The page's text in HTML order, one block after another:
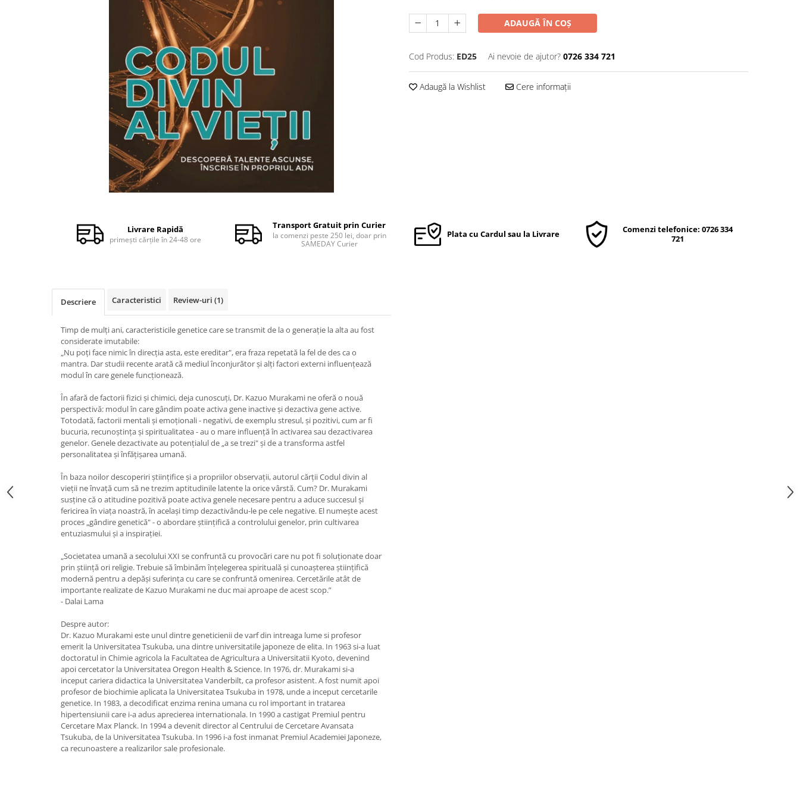
Relații de cuplu
Psihologie practică
Seria Masaru Emoto
Inspiraţie divină
Vindecare spirituală
Viaţa de după moarte
Cristale
Supă de pui pentru suflet
Spiritualitate şi ştiinţă
Fără categorie
Facebook
ADAUGĂ ÎN COȘ
Cod Produs: ED25 Ai nevoie de ajutor? 0726 334 721
Adaugă la Wishlist Cere informații
Livrare Rapidă
primești cărțile în 24-48 ore
Transport Gratuit prin Curier
la comenzi peste 250 lei, doar prin
SAMEDAY Curier
Plata cu Cardul sau la Livrare
Comenzi telefonice: 0726 334
721
Descriere Caracteristici Review-uri (1)
Timp de mulți ani, caracteristicile genetice care se transmit de la o generație la alta au fost
considerate imutabile:
„Nu poți face nimic în direcția asta, este ereditar", era fraza repetată la fel de des ca o
mantra. Dar studii recente arată că mediul înconjurător și alți factori externi influențează
modul în care genele funcționează.
În afară de factorii fizici și chimici, deja cunoscuți, Dr. Kazuo Murakami ne oferă o nouă
perspectivă: modul în care gândim poate activa gene inactive și dezactiva gene active.
Totodată, factorii mentali și emoționali - negativi, de exemplu stresul, și pozitivi, cum ar fi
bucuria, recunoștința și spiritualitatea - au o mare influență în activarea sau dezactivarea
genelor. Genele dezactivate au potențialul de „a se trezi" și de a transforma astfel
personalitatea și înfățișarea umană.
În baza noilor descoperiri științifice și a propriilor observații, autorul cărții Codul divin al
vieții ne învață cum să ne trezim aptitudinile latente la orice vârstă. Cum? Dr. Murakami
susține că o atitudine pozitivă poate activa genele necesare pentru a aduce succesul și
fericirea în viața noastră, în același timp dezactivându-le pe cele negative. El numește acest
proces „gândire genetică" - o abordare științifică a controlului genelor, prin cultivarea
entuziasmului și a inspirației.
„Societatea umană a secolului XXI se confruntă cu provocări care nu pot fi soluţionate doar
prin ştiinţă ori religie. Trebuie să îmbinăm înţelegerea spirituală şi cunoaşterea ştiinţifică
modernă pentru a depăşi suferinţa cu care se confruntă omenirea. Cercetările atât de
importante realizate de Kazuo Murakami ne duc mai aproape de acest scop.”
- Dalai Lama
Despre autor:
Dr. Kazuo Murakami este unul dintre geneticienii de varf din intreaga lume si profesor
emerit la Universitatea Tsukuba, una dintre universitatile japoneze de elita. In 1963 si-a luat
doctoratul in Chimie agricola la Facultatea de Agricultura a Universitatii Kyoto, devenind
apoi cercetator la Universitatea Oregon Health & Science. In 1976, dr. Murakami si-a
inceput cariera didactica la Universitatea Vanderbilt, ca profesor asistent. A fost numit apoi
profesor de biochimie aplicata la Universitatea Tsukuba in 1978, unde a inceput cercetarile
genetice. In 1983, a decodificat enzima renina umana cu rol important in tratarea
hipertensiunii care i-a adus aprecierea internationala. In 1990 a castigat Premiul pentru
Cercetare Max Planck. In 1994 a devenit director al Centrului de Cercetare Avansata
Tsukuba, de la Universitatea Tsukuba. In 1996 i-a fost inmanat Premiul Academiei Japoneze,
ca recunoastere a realizarilor sale profesionale.